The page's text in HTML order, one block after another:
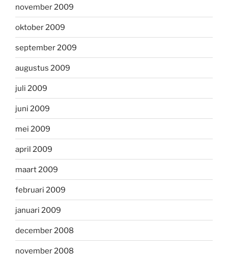
november 2009
oktober 2009
september 2009
augustus 2009
juli 2009
juni 2009
mei 2009
april 2009
maart 2009
februari 2009
januari 2009
december 2008
november 2008